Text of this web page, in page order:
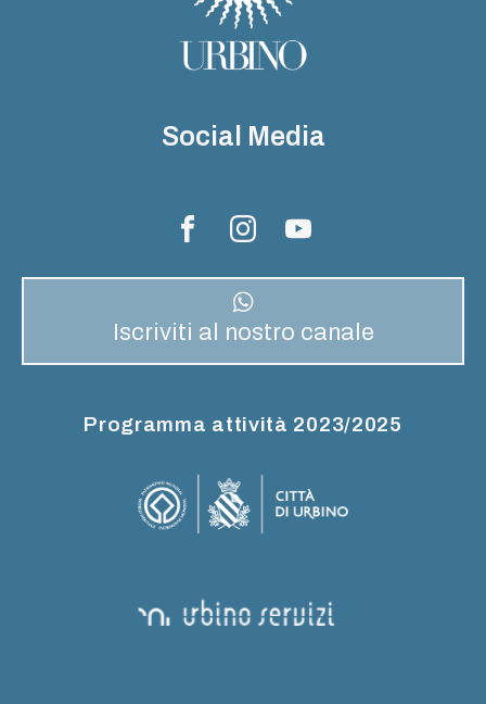
Social Media
Iscriviti al nostro canale
Programma attività 2023/2025